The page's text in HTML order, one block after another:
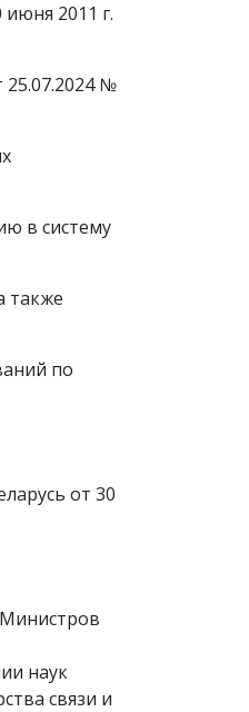
2011 г.
№
в систему
также
по
от 30
наук
связи и